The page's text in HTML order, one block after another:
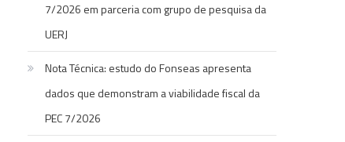
7/2026 em parceria com grupo de pesquisa da
UERJ
Nota Técnica: estudo do Fonseas apresenta
dados que demonstram a viabilidade fiscal da
PEC 7/2026